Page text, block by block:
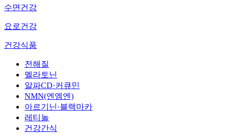
수면건강
요로건강
건강식품
전해질
멜라토닌
알파CD·커큐민
NMN(엔엠엔)
아르기닌·블랙마카
레티놀
건강간식